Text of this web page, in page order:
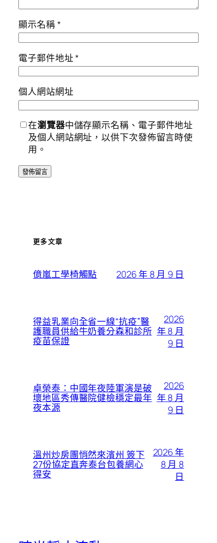
顯示名稱*
電子郵件地址*
個人網站網址
在瀏覽器中儲存顯示名稱、電子郵件地址
及個人網站網址，以供下次發佈留言時使
用。
更多文章
億嵐工學椅觸點 2026 年 8 月 9 日
得益乳業向全省一線“抗疫”醫
護職員供給牛奶養分森和診所
疫苗保證
2026
年 8 月
9 日
卓榮泰：中國年夜陸軍演是破
壞地區秀傳醫院健檢穩定最年
夜本源
2026
年 8 月
9 日
溫州炒房團悄然來濱州 簽下
27份協定直奔泰台包養網心
得安
2026 年
8 月 8
日